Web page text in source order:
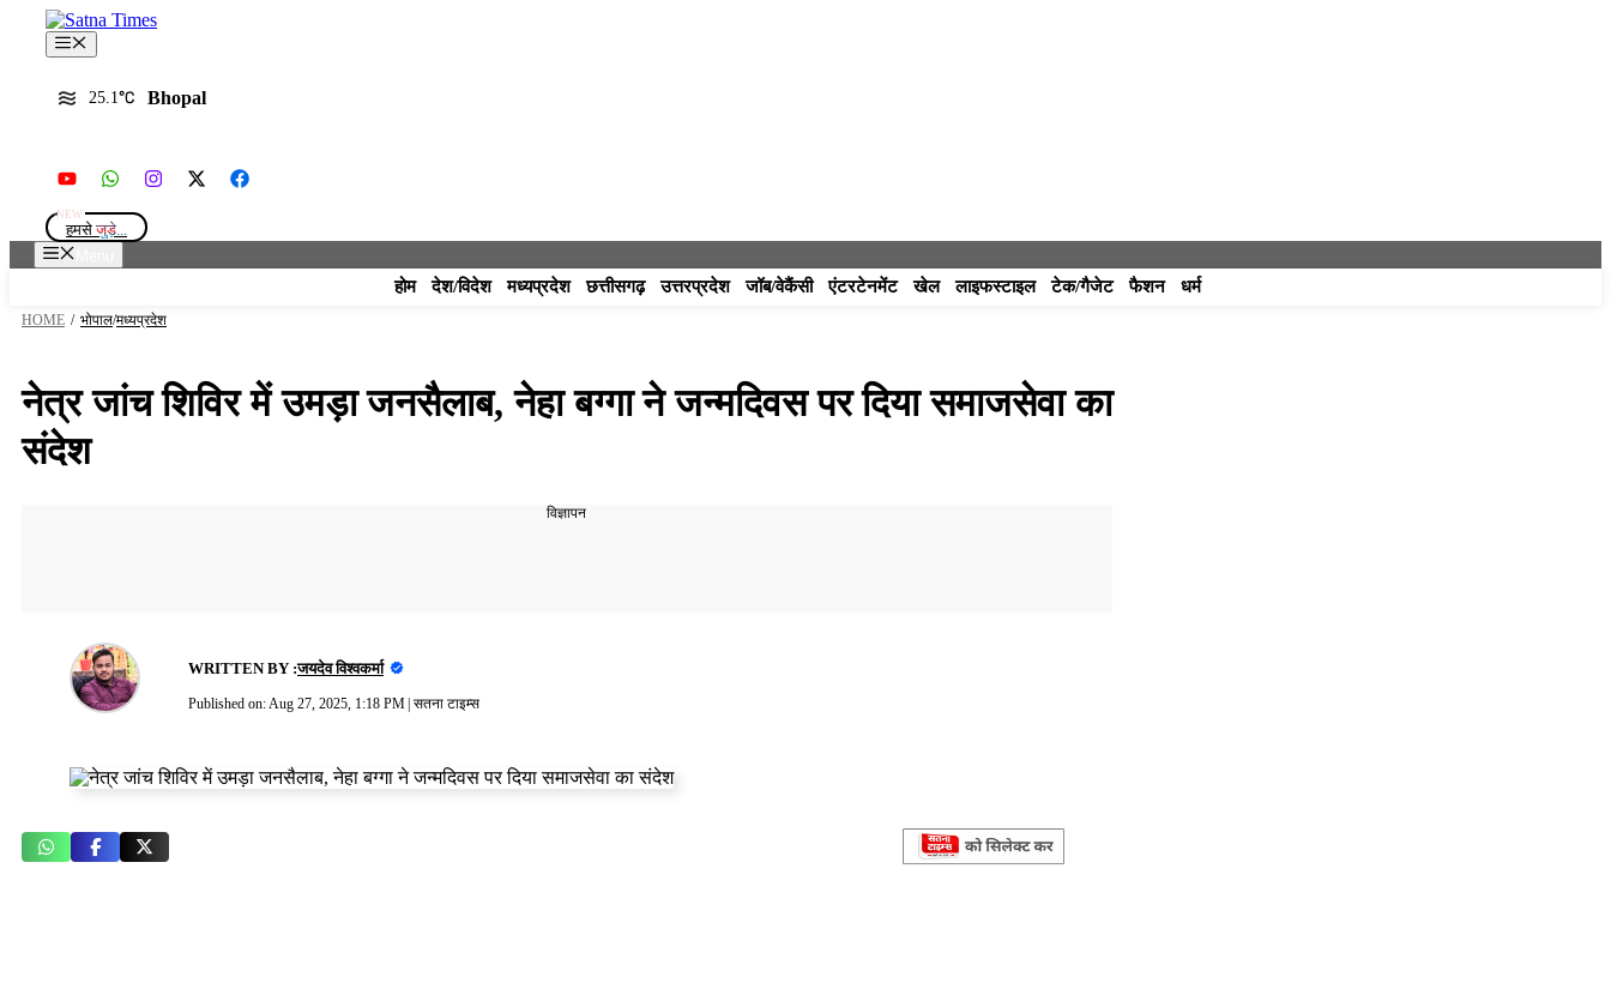
content
Menu
25.1 Bhopal
हमसे जुड़े...
होम देश/विदेश मध्यप्रदेश छत्तीसगढ़ उत्तरप्रदेश जॉब/वेकैंसी एंटरटेनमेंट खेल लाइफस्टाइल टेक/गैजेट फैशन धर्म
HOME / भोपाल/मध्यप्रदेश
नेत्र जांच शिविर में उमड़ा जनसैलाब, नेहा बग्गा ने जन्मदिवस पर दिया समाजसेवा का
संदेश
विज्ञापन
WRITTEN BY :जयदेव विश्वकर्मा
Published on: Aug 27, 2025, 1:18 PM| सतना टाइम्स